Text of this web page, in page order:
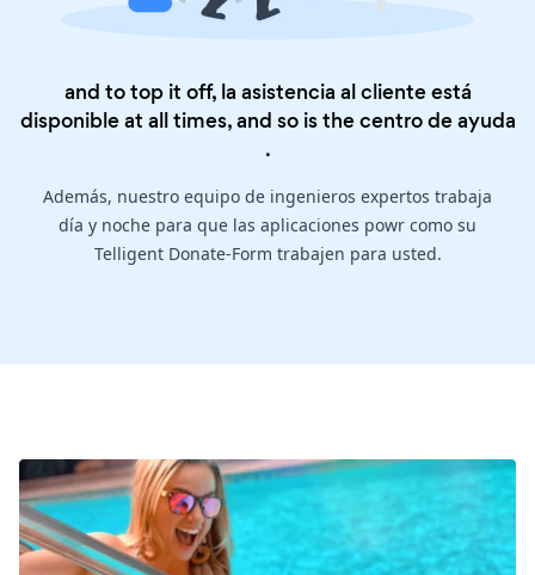
and to top it off, la asistencia al cliente está
disponible at all times, and so is thecentro de ayuda
.
Además, nuestro equipo de ingenieros expertos trabaja
día y noche para que las aplicaciones powr como su
Telligent Donate-Form trabajen para usted.